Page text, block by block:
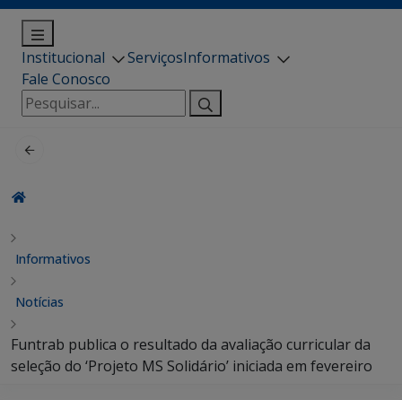
Institucional ServiçosInformativos
Fale Conosco
Pesquisar
por:
Informativos
Notícias
Funtrab publica o resultado da avaliação curricular da
seleção do ‘Projeto MS Solidário’ iniciada em fevereiro